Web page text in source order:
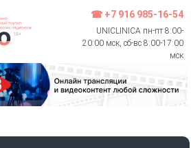
☎ +7 916 985-16-54
UNICLINICA пн-пт 8:00-
20:00 мск, сб-вс 8:00-17:00
мск